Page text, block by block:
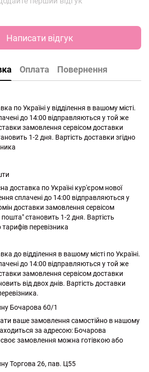
Написати відгук
Оплата Повернення
по Україні у відділення в вашому місті.
до 14:00 відправляються у той же
замовлення сервісом доставки
1-2 дня. Вартість доставки згідно
доставка по Україні кур'єром нової
сплачені до 14:00 відправляються у
доставки замовлення сервісом
становить 1-2 дня. Вартість
тарифів перевізника
до відділення в вашому місті по Україні.
до 14:00 відправляються у той же
замовлення сервісом доставки
від двох днів. Вартість доставки
Бочарова 60/1
ваше замовлення самостійно в нашому
за адресою: Бочарова
замовлення можна готівкою або
Торгова 26, пав. Ц55